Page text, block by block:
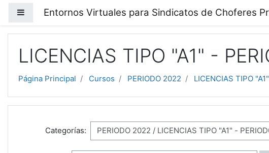
Panel lateral
Entornos Virtuales para Sindicatos de Choferes
LICENCIAS TIPO "A1" -
Página Principal Cursos PERIODO 2022 LICENCIAS TIPO
Categorías: